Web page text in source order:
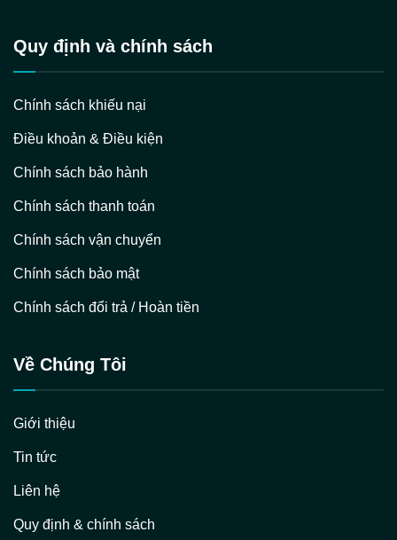
Quy định và chính sách
Chính sách khiếu nại
Điều khoản & Điều kiện
Chính sách bảo hành
Chính sách thanh toán
Chính sách vận chuyển
Chính sách bảo mật
Chính sách đổi trả / Hoàn tiền
Về Chúng Tôi
Giới thiệu
Tin tức
Liên hệ
Quy định & chính sách